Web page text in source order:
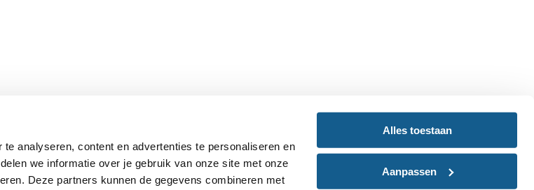
analyseren, content en advertenties te personaliseren en
we informatie over je gebruik van onze site met onze
Deze partners kunnen de gegevens combineren met
Alles toestaan
Aanpassen